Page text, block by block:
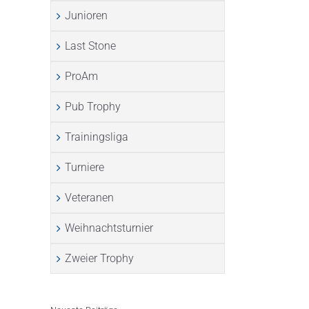
Junioren
Last Stone
ProAm
Pub Trophy
Trainingsliga
Turniere
Veteranen
Weihnachtsturnier
Zweier Trophy